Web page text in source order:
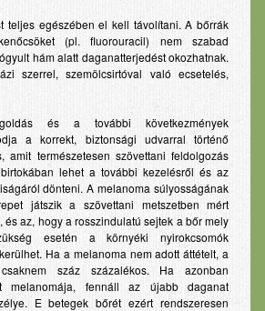
teljes egészében el kell távolítani. A bőrrák
(pl. fluorouracil) nem szabad
hám alatt daganatterjedést okozhatnak.
szerrel, szemölcsirtóval való ecsetelés,
és a további következmények
a korrekt, biztonsági udvarral történő
amit természetesen szövettani feldolgozás
lehet a további kezelésről és az
dönteni. A melanoma súlyosságának
játszik a szövettani metszetben mért
és az, hogy a rosszindulatú sejtek a bőr mely
esetén a környéki nyirokcsomók
Ha a melanoma nem adott áttételt, a
száz százalékos. Ha azonban
melanomája, fennáll az újabb daganat
E betegek bőrét ezért rendszeresen